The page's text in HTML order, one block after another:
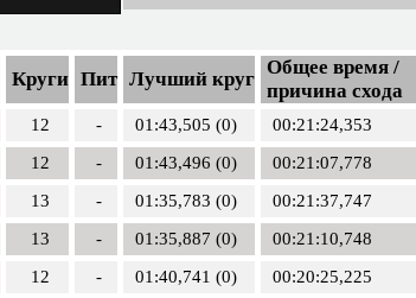
Круги Пит Лучший круг
Общее время /
причина схода
12 - 01:43,505 (0)
00:21:24,353
12 - 01:43,496 (0)
00:21:07,778
13 - 01:35,783 (0)
00:21:37,747
13 - 01:35,887 (0)
00:21:10,748
12 - 01:40,741 (0)
00:20:25,225